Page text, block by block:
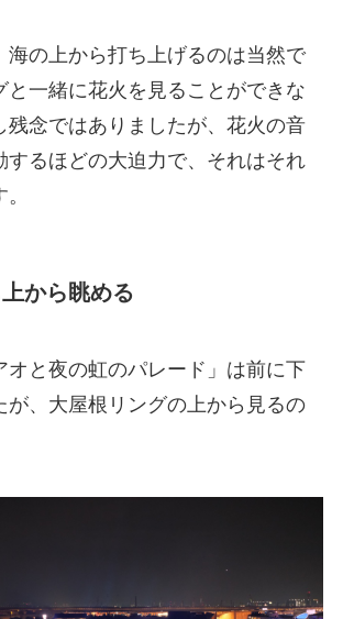
海の上から打ち上げるのは当然で
と一緒に花火を見ることができな
残念ではありましたが、花火の音
するほどの大迫力で、それはそれ
から眺める
オと夜の虹のパレード」は前に下
が、大屋根リングの上から見るの